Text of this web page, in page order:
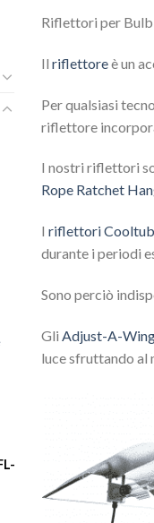
Riflettori per
Il riflettoreè un
Per qualsiasi
riflettore
I nostri riflettori
Rope Ratchet
I riflettori
durante i periodi
Sono perciò
Gli Adjust-A-
luce sfruttando al